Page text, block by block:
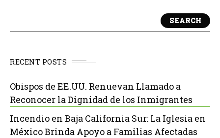
SEARCH
RECENT POSTS
Obispos de EE.UU. Renuevan Llamado a
Reconocer la Dignidad de los Inmigrantes
Incendio en Baja California Sur: La Iglesia en
México Brinda Apoyo a Familias Afectadas